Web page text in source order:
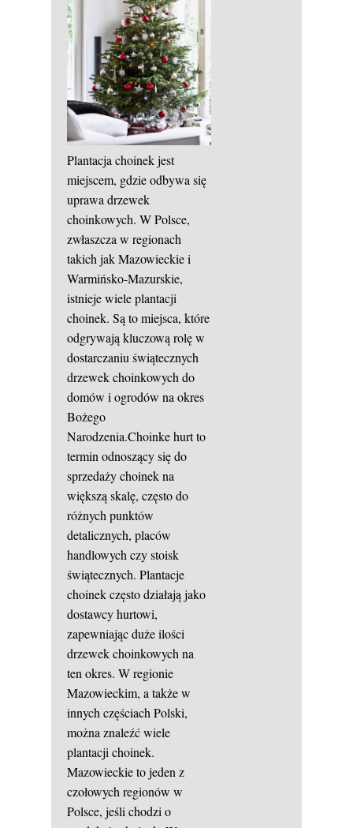
Plantacja choinek jest
miejscem, gdzie odbywa się
uprawa drzewek
choinkowych. W Polsce,
zwłaszcza w regionach
takich jak Mazowieckie i
Warmińsko-Mazurskie,
istnieje wiele plantacji
choinek. Są to miejsca, które
odgrywają kluczową rolę w
dostarczaniu świątecznych
drzewek choinkowych do
domów i ogrodów na okres
Bożego
Narodzenia.Choinke hurt to
termin odnoszący się do
sprzedaży choinek na
większą skalę, często do
różnych punktów
detalicznych, placów
handlowych czy stoisk
świątecznych. Plantacje
choinek często działają jako
dostawcy hurtowi,
zapewniając duże ilości
drzewek choinkowych na
ten okres. W regionie
Mazowieckim, a także w
innych częściach Polski,
można znaleźć wiele
plantacji choinek.
Mazowieckie to jeden z
czołowych regionów w
Polsce, jeśli chodzi o